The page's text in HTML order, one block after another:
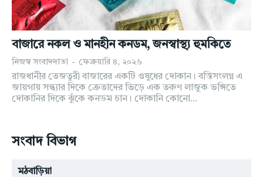
যোগাযোগ
উপদেষ্টাঃ রহমত উল্লাহ রায়হান
কারিগরি তত্ত্বাবধান: আল রেজা রায়হান
যোগাযোগ
উপদেষ্টাঃ রহমত উল্লাহ রায়হান
কারিগরি তত্ত্বাবধান: আল রেজা রায়হান
বাজারে নকল ও মানহীন কনডম, জনস্বাস্থ্য হুমকিতে
নিজস্ব সংবাদদাতা - ফেব্রুয়ারি ৪, ২০২৬
রাজধানীর তেজতুরী বাজারের একটি ওষুধের দোকান। বস্তিসংলগ্ন এ
জায়গায় সন্ধ্যার দিকে ক্রেতাদের ভিড়ে এক তরুণ লাজুক ভঙ্গিতে
দোকানির দিকে ঝুঁকে কনডম চান। দোকানি কোনো...
সংবাদ বিভাগ
মঠবাড়িয়া